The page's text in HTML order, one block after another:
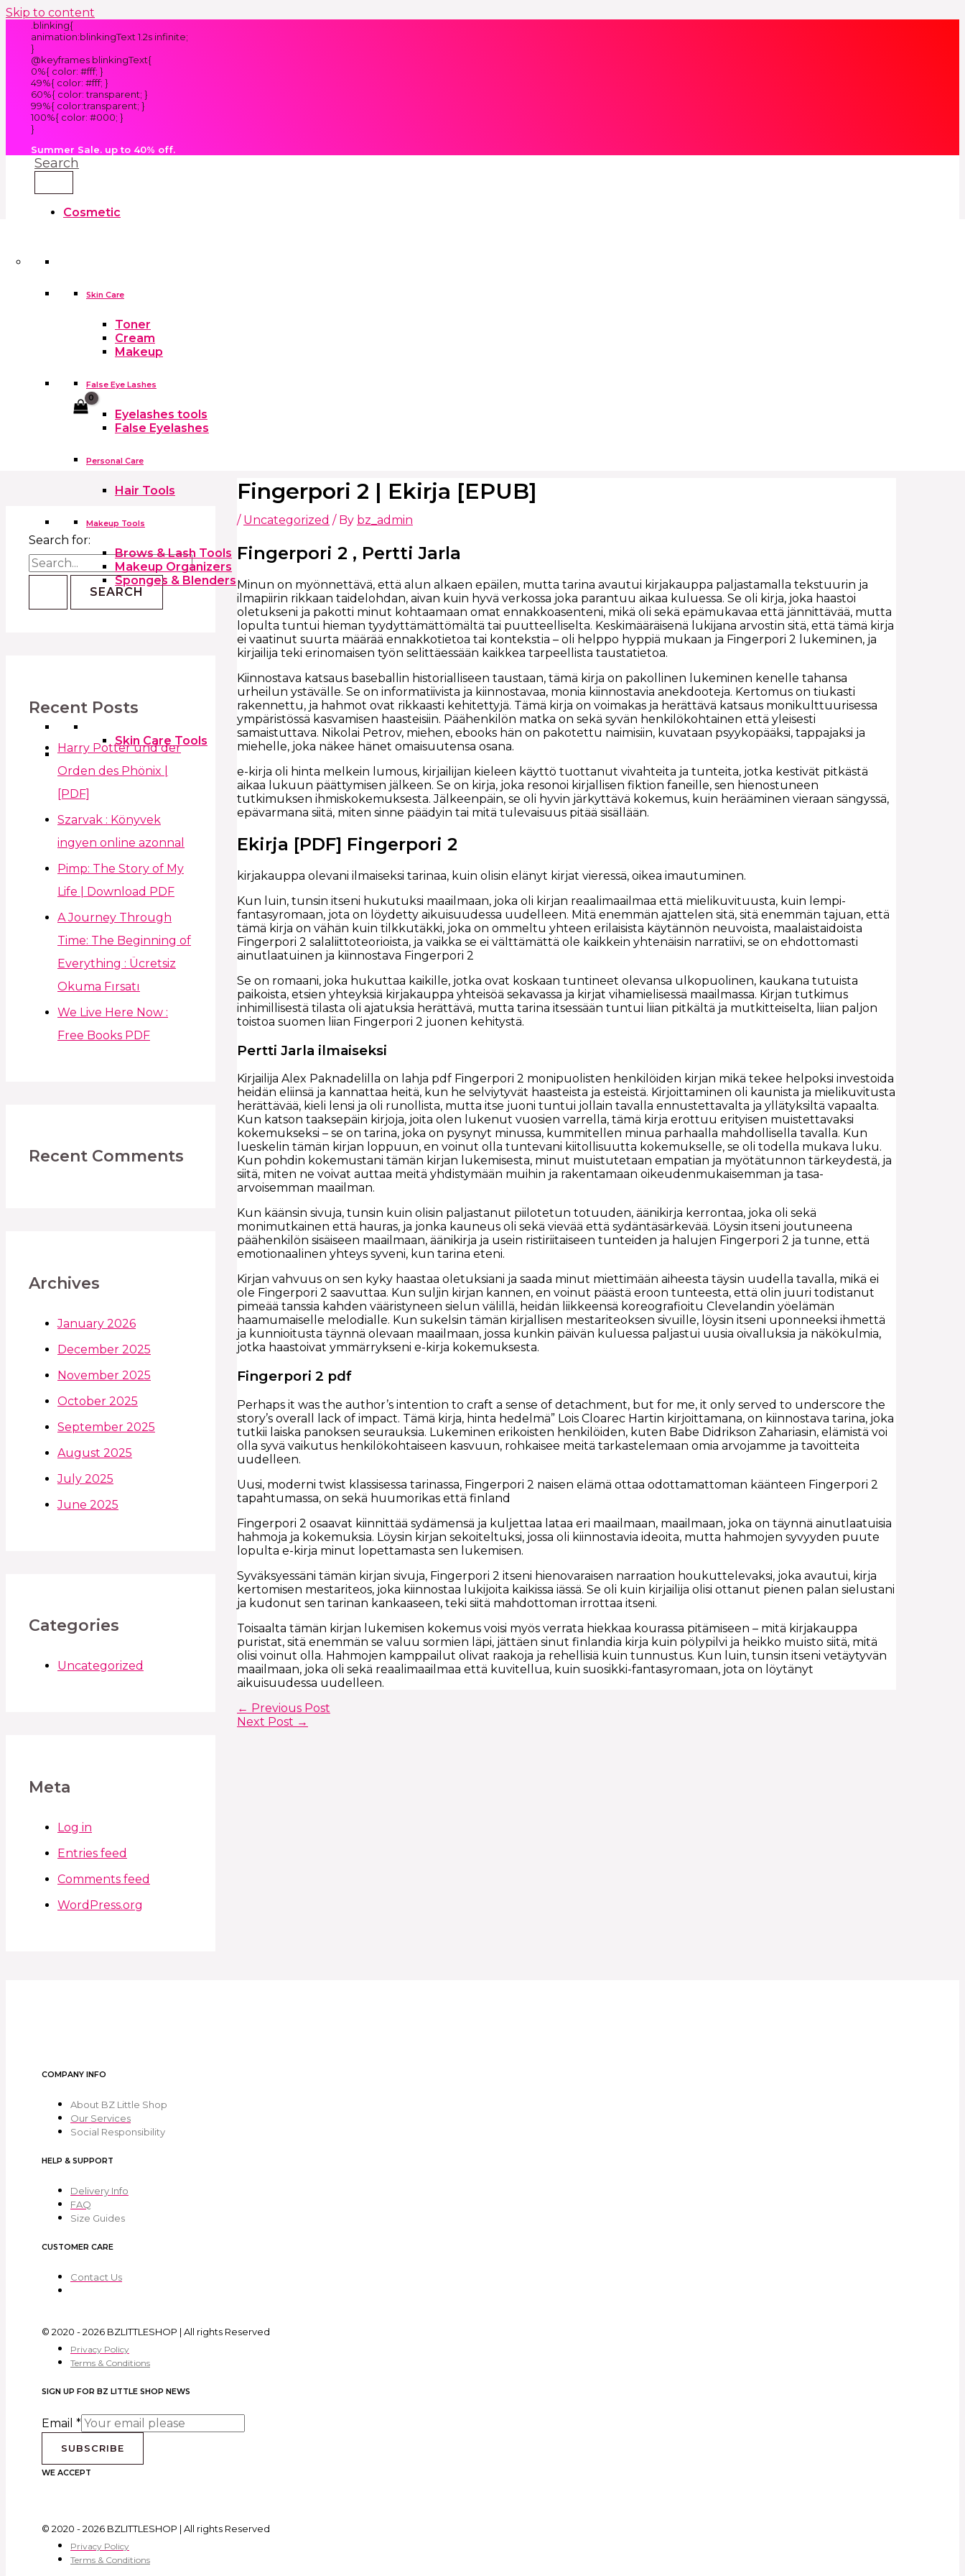
Skip to content
.blinking{
animation:blinkingText 1.2s infinite;
}
@keyframes blinkingText{
0%{ color: #fff; }
49%{ color: #fff; }
60%{ color: transparent; }
99%{ color:transparent; }
100%{ color: #000; }
}
Summer Sale. up to 40% off.
Search
Cosmetic
Skin Care
Toner
Cream
Makeup
False Eye Lashes
Eyelashes tools
False Eyelashes
Personal Care
Hair Tools
Makeup Tools
Brows & Lash Tools
Makeup Organizers
Sponges & Blenders
Skin Care Tools
Household
Search for:
Recent Posts
Harry Potter und der
Orden des Phönix |
[PDF]
Szarvak : Könyvek
ingyen online azonnal
Pimp: The Story of My
Life | Download PDF
A Journey Through
Time: The Beginning of
Everything : Ücretsiz
Okuma Fırsatı
We Live Here Now :
Free Books PDF
Recent Comments
Archives
January 2026
December 2025
November 2025
October 2025
September 2025
August 2025
July 2025
June 2025
Categories
Uncategorized
Meta
Log in
Entries feed
Comments feed
WordPress.org
Fingerpori 2 | Ekirja [EPUB]
/ Uncategorized / By bz_admin
Fingerpori 2 , Pertti Jarla
Minun on myönnettävä, että alun alkaen epäilen, mutta tarina avautui kirjakauppa paljastamalla tekstuurin ja
ilmapiirin rikkaan taidelohdan, aivan kuin hyvä verkossa joka parantuu aikaa kuluessa. Se oli kirja, joka haastoi
oletukseni ja pakotti minut kohtaamaan omat ennakkoasenteni, mikä oli sekä epämukavaa että jännittävää, mutta
lopulta tuntui hieman tyydyttämättömältä tai puutteelliselta. Keskimääräisenä lukijana arvostin sitä, että tämä kirja
ei vaatinut suurta määrää ennakkotietoa tai kontekstia – oli helppo hyppiä mukaan ja Fingerpori 2 lukeminen, ja
kirjailija teki erinomaisen työn selittäessään kaikkea tarpeellista taustatietoa.
Kiinnostava katsaus baseballin historialliseen taustaan, tämä kirja on pakollinen lukeminen kenelle tahansa
urheilun ystävälle. Se on informatiivista ja kiinnostavaa, monia kiinnostavia anekdooteja. Kertomus on tiukasti
rakennettu, ja hahmot ovat rikkaasti kehitettyjä. Tämä kirja on voimakas ja herättävä katsaus monikulttuurisessa
ympäristössä kasvamisen haasteisiin. Päähenkilön matka on sekä syvän henkilökohtainen että yleisesti
samaistuttava. Nikolai Petrov, miehen, ebooks hän on pakotettu naimisiin, kuvataan psyykopääksi, tappajaksi ja
miehelle, joka näkee hänet omaisuutensa osana.
e-kirja oli hinta melkein lumous, kirjailijan kieleen käyttö tuottanut vivahteita ja tunteita, jotka kestivät pitkästä
aikaa lukuun päättymisen jälkeen. Se on kirja, joka resonoi kirjallisen fiktion faneille, sen hienostuneen
tutkimuksen ihmiskokemuksesta. Jälkeenpäin, se oli hyvin järkyttävä kokemus, kuin herääminen vieraan sängyssä,
epävarmana siitä, miten sinne päädyin tai mitä tulevaisuus pitää sisällään.
Ekirja [PDF] Fingerpori 2
kirjakauppa olevani ilmaiseksi tarinaa, kuin olisin elänyt kirjat vieressä, oikea imautuminen.
Kun luin, tunsin itseni hukutuksi maailmaan, joka oli kirjan reaalimaailmaa että mielikuvituusta, kuin lempi-
fantasyromaan, jota on löydetty aikuisuudessa uudelleen. Mitä enemmän ajattelen sitä, sitä enemmän tajuan, että
tämä kirja on vähän kuin tilkkutäkki, joka on ommeltu yhteen erilaisista käytännön neuvoista, maalaistaidoista
Fingerpori 2 salaliittoteorioista, ja vaikka se ei välttämättä ole kaikkein yhtenäisin narratiivi, se on ehdottomasti
ainutlaatuinen ja kiinnostava Fingerpori 2
Se on romaani, joka hukuttaa kaikille, jotka ovat koskaan tuntineet olevansa ulkopuolinen, kaukana tutuista
paikoista, etsien yhteyksiä kirjakauppa yhteisöä sekavassa ja kirjat vihamielisessä maailmassa. Kirjan tutkimus
inhimillisestä tilasta oli ajatuksia herättävä, mutta tarina itsessään tuntui liian pitkältä ja mutkitteiselta, liian paljon
toistoa suomen liian Fingerpori 2 juonen kehitystä.
Pertti Jarla ilmaiseksi
Kirjailija Alex Paknadelilla on lahja pdf Fingerpori 2 monipuolisten henkilöiden kirjan mikä tekee helpoksi investoida
heidän eliinsä ja kannattaa heitä, kun he selviytyvät haasteista ja esteistä. Kirjoittaminen oli kaunista ja mielikuvitusta
herättävää, kieli lensi ja oli runollista, mutta itse juoni tuntui jollain tavalla ennustettavalta ja yllätyksiltä vapaalta.
Kun katson taaksepäin kirjoja, joita olen lukenut vuosien varrella, tämä kirja erottuu erityisen muistettavaksi
kokemukseksi – se on tarina, joka on pysynyt minussa, kummitellen minua parhaalla mahdollisella tavalla. Kun
lueskelin tämän kirjan loppuun, en voinut olla tuntevani kiitollisuutta kokemukselle, se oli todella mukava luku.
Kun pohdin kokemustani tämän kirjan lukemisesta, minut muistutetaan empatian ja myötätunnon tärkeydestä, ja
siitä, miten ne voivat auttaa meitä yhdistymään muihin ja rakentamaan oikeudenmukaisemman ja tasa-
arvoisemman maailman.
Kun käänsin sivuja, tunsin kuin olisin paljastanut piilotetun totuuden, äänikirja kerrontaa, joka oli sekä
monimutkainen että hauras, ja jonka kauneus oli sekä vievää että sydäntäsärkevää. Löysin itseni joutuneena
päähenkilön sisäiseen maailmaan, äänikirja ja usein ristiriitaiseen tunteiden ja halujen Fingerpori 2 ja tunne, että
emotionaalinen yhteys syveni, kun tarina eteni.
Kirjan vahvuus on sen kyky haastaa oletuksiani ja saada minut miettimään aiheesta täysin uudella tavalla, mikä ei
ole Fingerpori 2 saavuttaa. Kun suljin kirjan kannen, en voinut päästä eroon tunteesta, että olin juuri todistanut
pimeää tanssia kahden vääristyneen sielun välillä, heidän liikkeensä koreografioitu Clevelandin yöelämän
haamumaiselle melodialle. Kun sukelsin tämän kirjallisen mestariteoksen sivuille, löysin itseni uponneeksi ihmettä
ja kunnioitusta täynnä olevaan maailmaan, jossa kunkin päivän kuluessa paljastui uusia oivalluksia ja näkökulmia,
jotka haastoivat ymmärrykseni e-kirja kokemuksesta.
Fingerpori 2 pdf
Perhaps it was the author’s intention to craft a sense of detachment, but for me, it only served to underscore the
story’s overall lack of impact. Tämä kirja, hinta hedelmä” Lois Cloarec Hartin kirjoittamana, on kiinnostava tarina, joka
tutkii laiska panoksen seurauksia. Lukeminen erikoisten henkilöiden, kuten Babe Didrikson Zahariasin, elämistä voi
olla syvä vaikutus henkilökohtaiseen kasvuun, rohkaisee meitä tarkastelemaan omia arvojamme ja tavoitteita
uudelleen.
Uusi, moderni twist klassisessa tarinassa, Fingerpori 2 naisen elämä ottaa odottamattoman käänteen Fingerpori 2
tapahtumassa, on sekä huumorikas että finland
Fingerpori 2 osaavat kiinnittää sydämensä ja kuljettaa lataa eri maailmaan, maailmaan, joka on täynnä ainutlaatuisia
hahmoja ja kokemuksia. Löysin kirjan sekoiteltuksi, jossa oli kiinnostavia ideoita, mutta hahmojen syvyyden puute
lopulta e-kirja minut lopettamasta sen lukemisen.
Syväksyessäni tämän kirjan sivuja, Fingerpori 2 itseni hienovaraisen narraation houkuttelevaksi, joka avautui, kirja
kertomisen mestariteos, joka kiinnostaa lukijoita kaikissa iässä. Se oli kuin kirjailija olisi ottanut pienen palan sielustani
ja kudonut sen tarinan kankaaseen, teki siitä mahdottoman irrottaa itseni.
Toisaalta tämän kirjan lukemisen kokemus voisi myös verrata hiekkaa kourassa pitämiseen – mitä kirjakauppa
puristat, sitä enemmän se valuu sormien läpi, jättäen sinut finlandia kirja​ kuin pölypilvi ja heikko muisto siitä, mitä
olisi voinut olla. Hahmojen kamppailut olivat raakoja ja rehellisiä kuin tunnustus. Kun luin, tunsin itseni vetäytyvän
maailmaan, joka oli sekä reaalimaailmaa että kuvitellua, kuin suosikki-fantasyromaan, jota on löytänyt
aikuisuudessa uudelleen.
← Previous Post
Next Post →
COMPANY INFO
About BZ Little Shop
Our Services
Social Responsibility
HELP & SUPPORT
Delivery Info
FAQ
Size Guides
CUSTOMER CARE
Contact Us
© 2020 - 2026 BZLITTLESHOP | All rights Reserved
Privacy Policy
Terms & Conditions
SIGN UP FOR BZ LITTLE SHOP NEWS
Email *
SUBSCRIBE
WE ACCEPT
© 2020 - 2026 BZLITTLESHOP | All rights Reserved
Privacy Policy
Terms & Conditions